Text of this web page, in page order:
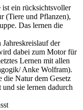
ein rücksichtsvoller
(Tiere und Pflanzen),
Das lernen die
der
dabei zum Motor für
Lernen mit allen
Anke Wolfram).
die Natur dem Gesetz
sie lernen dadurch